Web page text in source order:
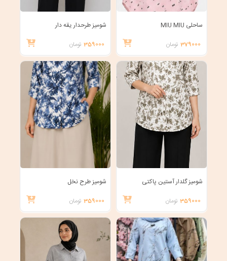
ساحلی MIU MIU
379000 تومان
شومیز طرحدار یقه دار
359000 تومان
شومیز گلدار آستین پاکتی
359000 تومان
شومیز طرح نخل
359000 تومان